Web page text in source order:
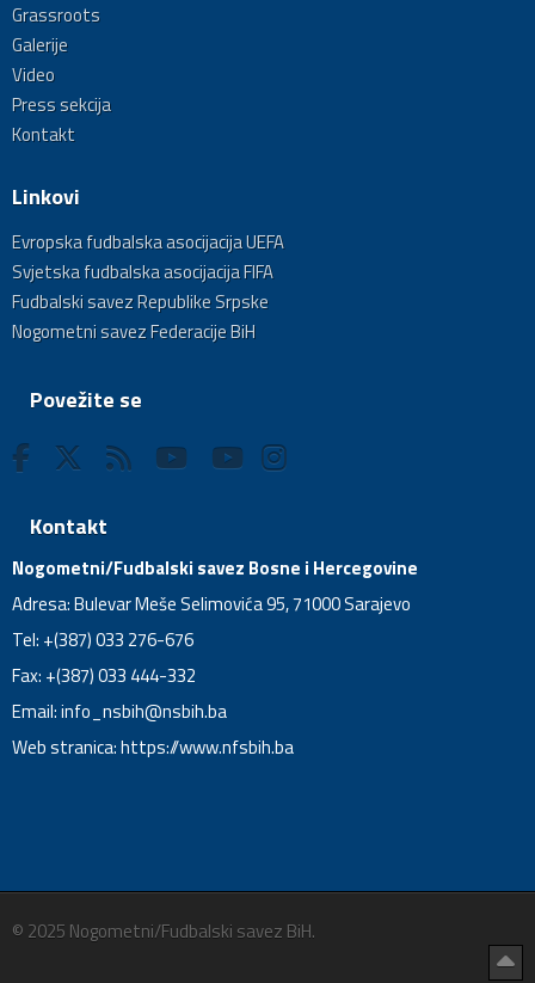
Grassroots
Galerije
Video
Press sekcija
Kontakt
Linkovi
Evropska fudbalska asocijacija UEFA
Svjetska fudbalska asocijacija FIFA
Fudbalski savez Republike Srpske
Nogometni savez Federacije BiH
Povežite se
Kontakt
Nogometni/Fudbalski savez Bosne i Hercegovine
Adresa: Bulevar Meše Selimovića 95, 71000 Sarajevo
Tel: +(387) 033 276-676
Fax: +(387) 033 444-332
Email:info_nsbih@nsbih.ba
Web stranica: https://www.nfsbih.ba
© 2025 Nogometni/Fudbalski savez BiH.